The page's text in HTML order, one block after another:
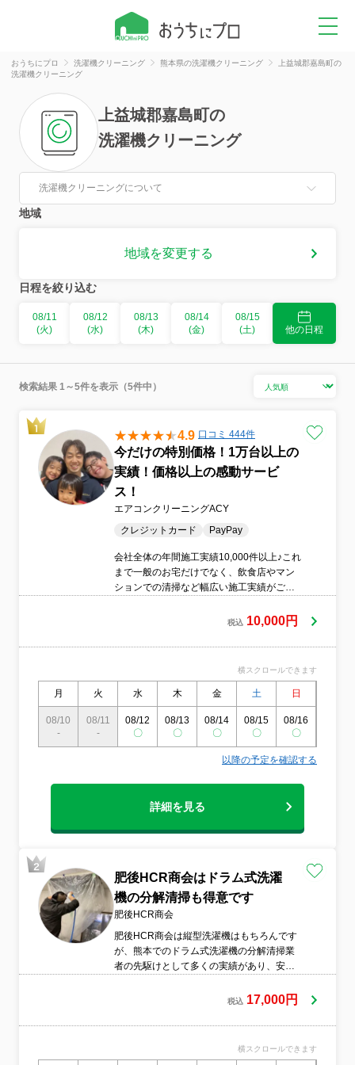
おうちにプロ 洗濯機クリーニング 熊本県の洗濯機クリーニング
上益城郡嘉島町の
洗濯機クリーニング
上益城郡嘉島町の
洗濯機クリーニング
洗濯機クリーニングについて
地域
地域を変更する
日程を絞り込む
08/11
(火)
08/12
(水)
08/13
(木)
08/14
(金)
08/15
(土)
他の日程
検索結果 1～5件を表示（5件中）
4.9 口コミ 444件
今だけの特別価格！1万台以上の
実績！価格以上の感動サービ
ス！
エアコンクリーニングACY
クレジットカード
PayPay
会社全体の年間施工実績10,000件以上♪これ
まで一般のお宅だけでなく、飲食店やマン
ションでの清掃など幅広い施工実績がござ
やさしい洗剤を使用しています。小さなお
ご家庭もご安心してお任せください。ご質
ください熟練のスタッフがお伺い♪しっかり
した研修を経た方のみがお伺いしておりま
す。
税込 10,000円
横スクロールできます
月 火 水 木 金 土 日
08/10
-
08/11
-
08/12
〇
08/13
〇
08/14
〇
08/15
〇
08/16
〇
以降の予定を確認する
詳細を見る
肥後HCR商会はドラム式洗濯
機の分解清掃も得意です
肥後HCR商会
肥後HCR商会は縦型洗濯機はもちろんです
が、熊本でのドラム式洗濯機の分解清掃業
者の先駆けとして多くの実績があり、安心
税込 17,000円
横スクロールできます